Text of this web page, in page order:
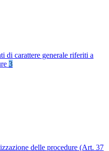
di carattere generale riferiti a
3
delle procedure (Art. 37